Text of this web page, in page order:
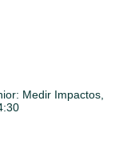
Medir Impactos,